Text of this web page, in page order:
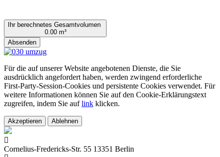
Ihr berechnetes Gesamtvolumen
0.00 m³
Absenden
Für die auf unserer Website angebotenen Dienste, die Sie
ausdrücklich angefordert haben, werden zwingend erforderliche
First-Party-Session-Cookies und persistente Cookies verwendet. Für
weitere Informationen können Sie auf den Cookie-Erklärungstext
zugreifen, indem Sie auflink klicken.
Akzeptieren Ablehnen
Cornelius-Fredericks-Str. 55 13351 Berlin